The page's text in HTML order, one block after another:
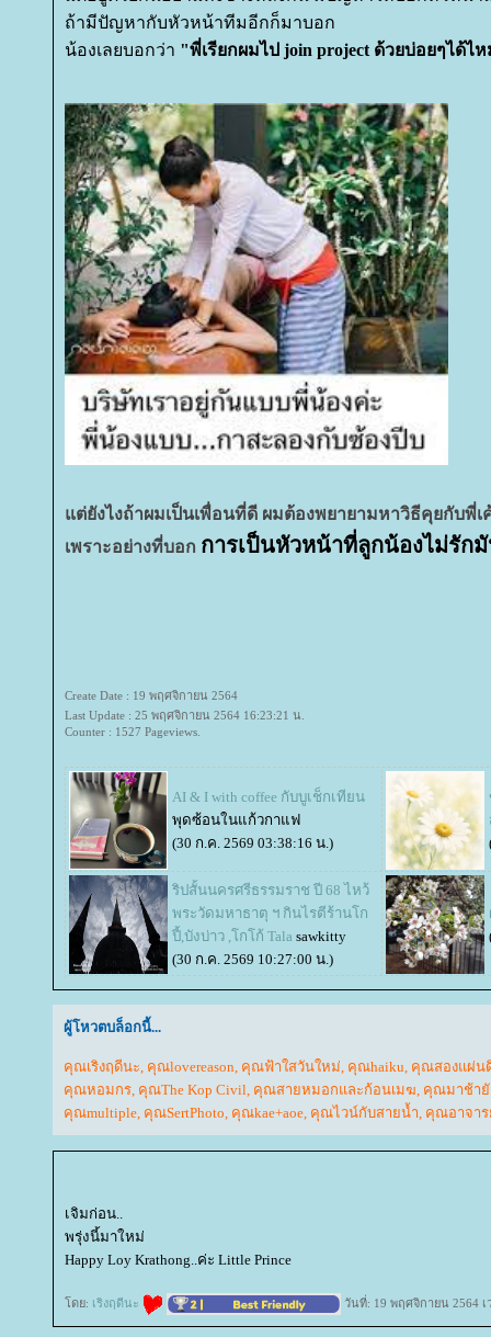
ถ้ามีปัญหากับหัวหน้าทีมอีกก็มาบอก
น้องเลยบอกว่า "พี่เรียกผมไป join project ด้วยบ่อยๆได้ไ
ต่ยังไงถ้าผมเป็นเพื่อนที่ดี ผมต้องพยายามหาวิธีคุยกับพี่เ
เพราะอย่างที่บอก การเป็นหัวหน้าที่ลูกน้องไม่รัก
Create Date : 19 พฤศจิกายน 2564
Last Update : 25 พฤศจิกายน 2564 16:23:21 น.
Counter : 1527 Pageviews.
AI & I with coffee กับบูเช็กเทียน
พุดซ้อนในแก้วกาแฟ
(30 ก.ค. 2569 03:38:16 น.)
ริปสั้นนครศรีธรรมราช ปี 68 ไหว้
พระวัดมหาธาตุ ฯ กินไรตีร้านโก
ปี้,บังบ่าว ,โกโก้ Tala sawkitty
(30 ก.ค. 2569 10:27:00 น.)
ผู้โหวตบล็อกนี้...
คุณเริงฤดีนะ, คุณlovereason, คุณฟ้าใสวันใหม่, คุณhaiku, คุณสองแผ่น
คุณหอมกร, คุณThe Kop Civil, คุณสายหมอกและก้อนเมฆ, คุณมาช้ายั
คุณmultiple, คุณSertPhoto, คุณkae+aoe, คุณไวน์กับสายน้ำ, คุณอาจา
เจิมก่อน..
พรุ่งนี้มาใหม่
Happy Loy Krathong..ค่ะ Little Prince
ดย: เริงฤดีนะ วันที่: 19 พฤศจิกายน 2564 เ